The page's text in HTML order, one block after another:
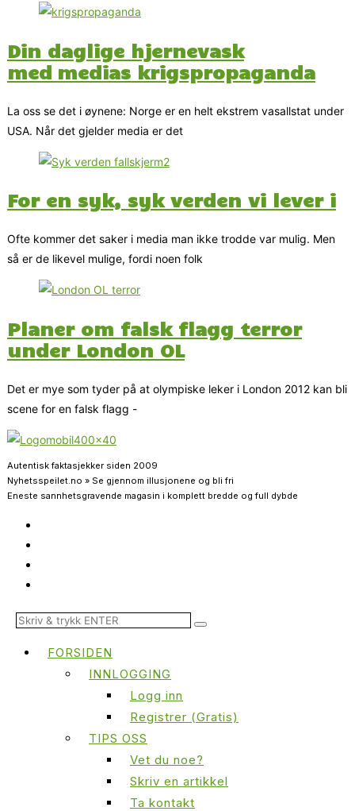
Din daglige hjernevask
med medias krigspropaganda
La oss se det i øynene: Norge er en helt ekstrem vasallstat under
USA. Når det gjelder media er det
For en syk, syk verden vi lever i
Ofte kommer det saker i media man ikke trodde var mulig. Men
så er de likevel mulige, fordi noen folk
Planer om falsk flagg terror
under London OL
Det er mye som tyder på at olympiske leker i London 2012 kan bli
scene for en falsk flagg -
Autentisk faktasjekker siden 2009
Nyhetsspeilet.no » Se gjennom illusjonene og bli fri
Eneste sannhetsgravende magasin i komplett bredde og full dybde
FORSIDEN
INNLOGGING
Logg inn
Registrer (Gratis)
TIPS OSS
Vet du noe?
Skriv en artikkel
Ta kontakt